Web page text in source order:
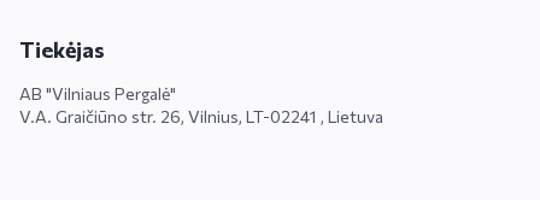
Tiekėjas
AB "Vilniaus Pergalė"
V.A. Graičiūno str. 26, Vilnius, LT-02241 , Lietuva